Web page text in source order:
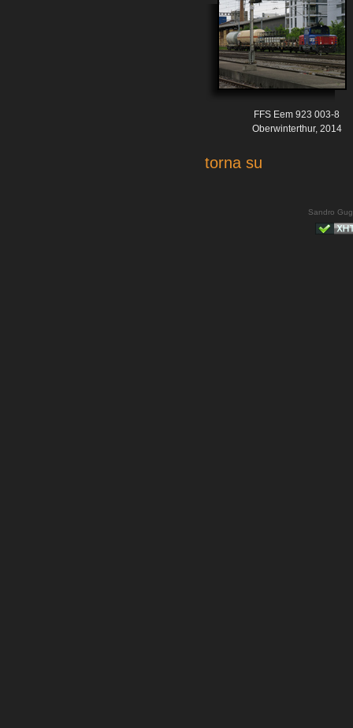
FFS Eem 923 003-8
Oberwinterthur, 2014
torna su
Sandro